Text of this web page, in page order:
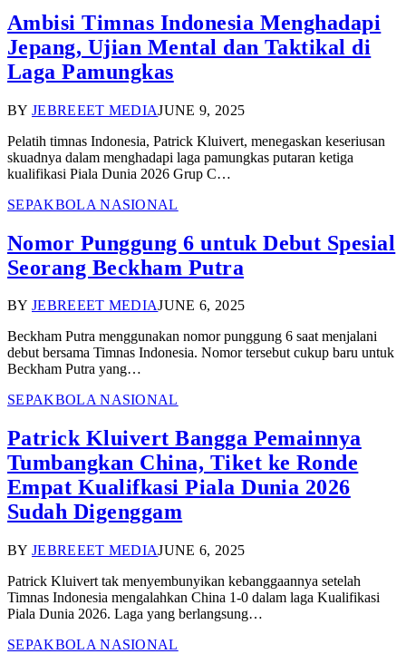
Ambisi Timnas Indonesia Menghadapi
Jepang, Ujian Mental dan Taktikal di
Laga Pamungkas
BY JEBREEET MEDIAJUNE 9, 2025
Pelatih timnas Indonesia, Patrick Kluivert, menegaskan keseriusan
skuadnya dalam menghadapi laga pamungkas putaran ketiga
kualifikasi Piala Dunia 2026 Grup C…
SEPAKBOLA NASIONAL
Nomor Punggung 6 untuk Debut Spesial
Seorang Beckham Putra
BY JEBREEET MEDIAJUNE 6, 2025
Beckham Putra menggunakan nomor punggung 6 saat menjalani
debut bersama Timnas Indonesia. Nomor tersebut cukup baru untuk
Beckham Putra yang…
SEPAKBOLA NASIONAL
Patrick Kluivert Bangga Pemainnya
Tumbangkan China, Tiket ke Ronde
Empat Kualifkasi Piala Dunia 2026
Sudah Digenggam
BY JEBREEET MEDIAJUNE 6, 2025
Patrick Kluivert tak menyembunyikan kebanggaannya setelah
Timnas Indonesia mengalahkan China 1-0 dalam laga Kualifikasi
Piala Dunia 2026. Laga yang berlangsung…
SEPAKBOLA NASIONAL